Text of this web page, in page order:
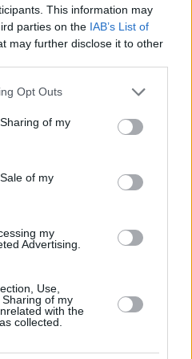
This information may
parties on the IAB’s List of
may further disclose it to other
app uses one or more Google
behaviour. You may click to
and its third-party tags to
purposes in below Google
Opt Outs
of my
of my
my
Advertising.
Use,
of my
with the
collected.
στον θάνατο του
μητρότητα